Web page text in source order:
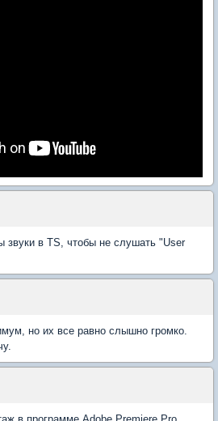
звуки в TS, чтобы не слушать "User
но их все равно слышно громко.